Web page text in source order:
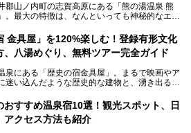
地獄谷野猿公苑の魅力や見どころ、サルと温泉
地獄谷周辺の観光スポットについて紹介しま
サルを観察する貴重な自然体験と温泉をあわせ
人は、ぜひ参考にしてください。
郡山ノ内町の志賀高原にある「熊の湯温泉 熊
。最大の特徴は、なんといっても神秘的なエメ
ファンも多い温泉です。冬はスキーと一緒に楽
の温泉を紹介します。
金具屋」を120%楽しむ！登録有形文化
、八湯めぐり、無料ツアー完全ガイド
泉にある「歴史の宿金具屋」。まるで映画やア
迷い込んだような歴史的な建物と、湧き出る温
しみたいですよね。この記事では、金具屋での
思い出にするための「楽しみ方」を徹底的にご
おすすめ温泉宿10選！観光スポット、日
アクセス方法も紹介